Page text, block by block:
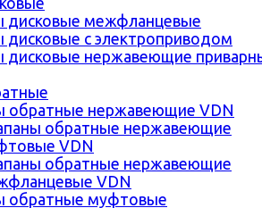
дисковые межфланцевые
дисковые с электроприводом
дисковые нержавеющие
обратные нержавеющие VDN
обратные нержавеющие
VDN
обратные нержавеющие
VDN
обратные муфтовые